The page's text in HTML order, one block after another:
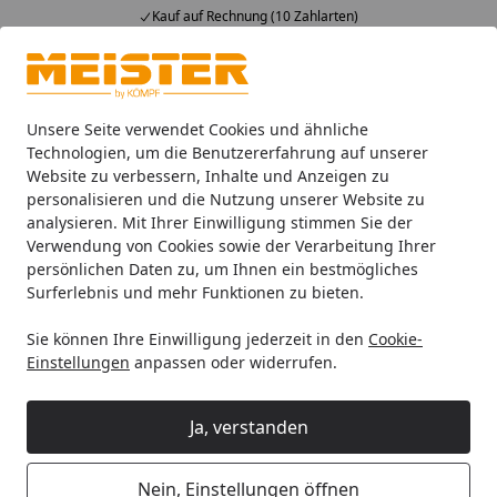
Unsere Seite verwendet Cookies und ähnliche
Technologien, um die Benutzererfahrung auf unserer
Website zu verbessern, Inhalte und Anzeigen zu
personalisieren und die Nutzung unserer Website zu
analysieren. Mit Ihrer Einwilligung stimmen Sie der
Verwendung von Cookies sowie der Verarbeitung Ihrer
persönlichen Daten zu, um Ihnen ein bestmögliches
Surferlebnis und mehr Funktionen zu bieten.
Sie können Ihre Einwilligung jederzeit in den Cookie-
Einstellungen anpassen oder widerrufen.
Ja, verstanden
Nein, Einstellungen öffnen
Kauf auf Rechnung (10 Zahlarten)
Alle Produkte
Mein Konto
Suchen
Startseite
HANDMUSTER MeisterWerke Laminatboden
HANDMUSTER MeisterWerke
Laminatboden MeisterDesign.
laminate LC 55 Grey Oak 6671 | 1-
Stab